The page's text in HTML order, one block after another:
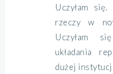
Uczyłam
rzeczy w
Uczyłam
układania
dużej